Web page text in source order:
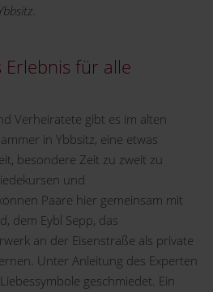
Erlebnis für alle
Verheiratete gibt es im alten
in Ybbsitz, eine etwas
besondere Zeit zu zweit zu
und
Paare hier gemeinsam mit
dem Eybl Sepp, das
an der Eisenstraße als private
Unter Anleitung des Experten
geschmiedet. Ein